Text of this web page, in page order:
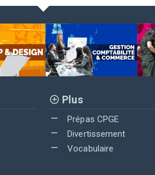
Plus
Prépas CPGE
Divertissement
Vocabulaire